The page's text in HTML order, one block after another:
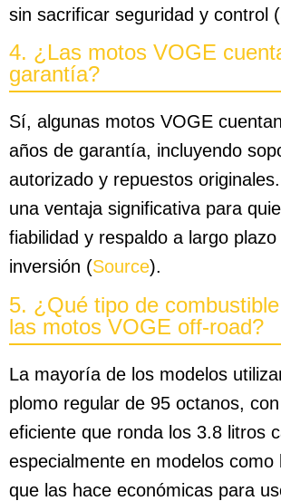
sin sacrificar seguridad y control (
4. ¿Las motos VOGE
garantía?
Sí, algunas motos VOGE
años de garantía, incluyendo
autorizado y repuestos
una ventaja significativa para
fiabilidad y respaldo a largo plazo
inversión (Source).
5. ¿Qué tipo de
las motos VOGE off-road?
La mayoría de los modelos
plomo regular de 95 octanos,
eficiente que ronda los 3.8 litros
especialmente en modelos como
que las hace económicas para